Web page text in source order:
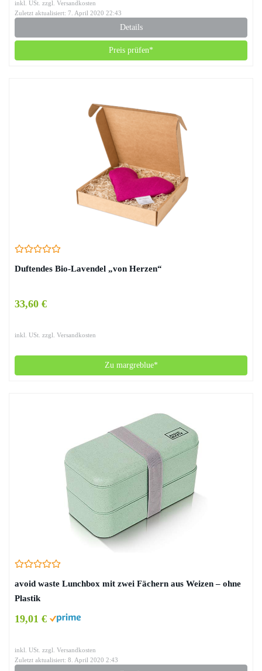
inkl. USt. zzgl. Versandkosten
Zuletzt aktualisiert: 7. April 2020 22:43
Details
Preis prüfen*
Duftendes Bio-Lavendel „von Herzen“
33,60 €
inkl. USt. zzgl. Versandkosten
Zu margreblue*
avoid waste Lunchbox mit zwei Fächern aus Weizen – ohne
Plastik
19,01 €
inkl. USt. zzgl. Versandkosten
Zuletzt aktualisiert: 8. April 2020 2:43